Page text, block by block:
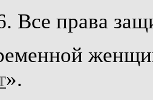
Все права
».